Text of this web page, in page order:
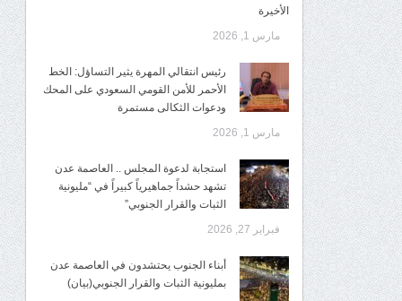
الأخيرة
مارس 1, 2026
رئيس انتقالي المهرة يثير التساؤل: الخط
الأحمر للأمن القومي السعودي على المحك
ودعوات الثكالى مستمرة
مارس 1, 2026
استجابة لدعوة المجلس .. العاصمة عدن
تشهد حشداً جماهيرياً كبيراً في “مليونية
الثبات والقرار الجنوبي”
فبراير 27, 2026
أبناء الجنوب يحتشدون في العاصمة عدن
بمليونية الثبات والقرار الجنوبي(بيان)